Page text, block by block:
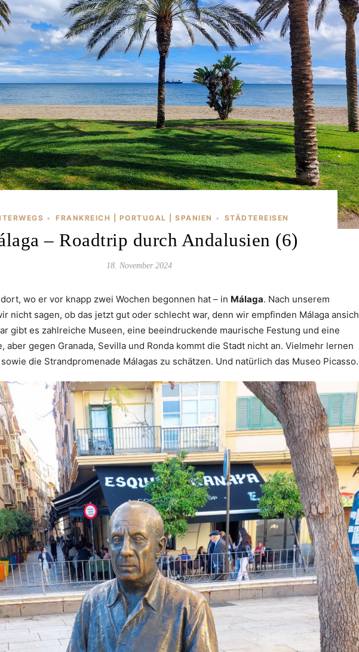
• FRANKREICH | PORTUGAL | SPANIEN • STÄDTEREISEN
– Roadtrip durch Andalusien (6)
18. November 2024
wo er vor knapp zwei Wochen begonnen hat – in Málaga. Nach unserem
nicht sagen, ob das jetzt gut oder schlecht war, denn wir empfinden Málaga ansich
gibt es zahlreiche Museen, eine beeindruckende maurische Festung und eine
aber gegen Granada, Sevilla und Ronda kommt die Stadt nicht an. Vielmehr lernen
die Strandpromenade Málagas zu schätzen. Und natürlich das Museo Picasso.